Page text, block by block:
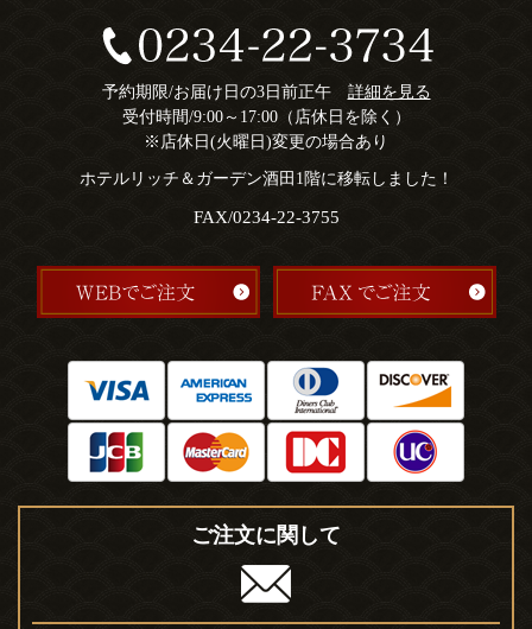
予約期限/お届け日の3日前正午 詳細を見る
受付時間/9:00～17:00（店休日を除く）
※店休日(火曜日)変更の場合あり
ホテルリッチ＆ガーデン酒田1階に移転しました！
FAX/0234-22-3755
ご注文に関して